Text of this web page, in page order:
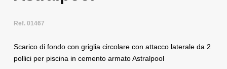
Ref. 01467
Scarico di fondo con griglia circolare con attacco laterale da 2
pollici per piscina in cemento armato Astralpool